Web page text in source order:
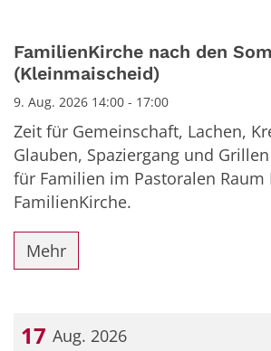
FamilienKirche nach den
(Kleinmaischeid)
9. Aug. 2026 14:00 - 17:00
Zeit für Gemeinschaft, Lachen,
Glauben, Spaziergang und
für Familien im Pastoralen
FamilienKirche.
Mehr
17 Aug. 2026